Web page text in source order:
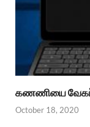
கணணியை
October 18, 2020